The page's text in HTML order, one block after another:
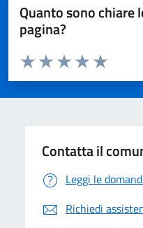
Quanto sono chiare
pagina?
Domanda
Valuta da 1 a 5 stelle la pagina
Valuta 5
Valuta 4
Valuta 3 stelle su
Valuta 2 stelle su 5
Valuta 1 stelle su 5
Contatta il
Leggi le
Richiedi